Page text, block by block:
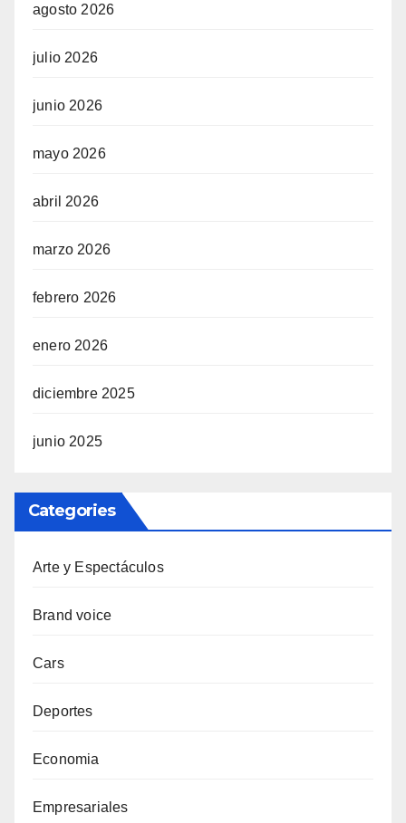
agosto 2026
julio 2026
junio 2026
mayo 2026
abril 2026
marzo 2026
febrero 2026
enero 2026
diciembre 2025
junio 2025
Categories
Arte y Espectáculos
Brand voice
Cars
Deportes
Economia
Empresariales